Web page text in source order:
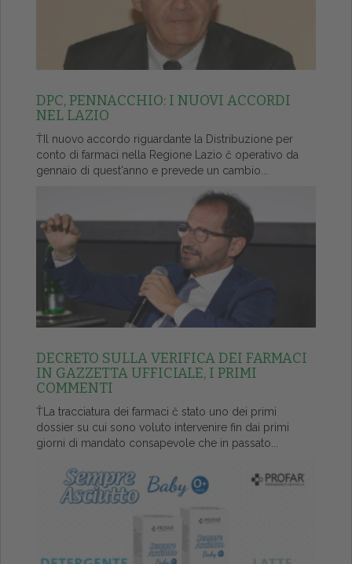
DPC, PENNACCHIO: I NUOVI ACCORDI
NEL LAZIO
ŤIl nuovo accordo riguardante la Distribuzione per
conto di farmaci nella Regione Lazio č operativo da
gennaio di quest'anno e prevede un cambio...
DECRETO SULLA VERIFICA DEI FARMACI
IN GAZZETTA UFFICIALE, I PRIMI
COMMENTI
ŤLa tracciatura dei farmaci č stato uno dei primi
dossier su cui sono voluto intervenire fin dai primi
giorni di mandato consapevole che in passato...